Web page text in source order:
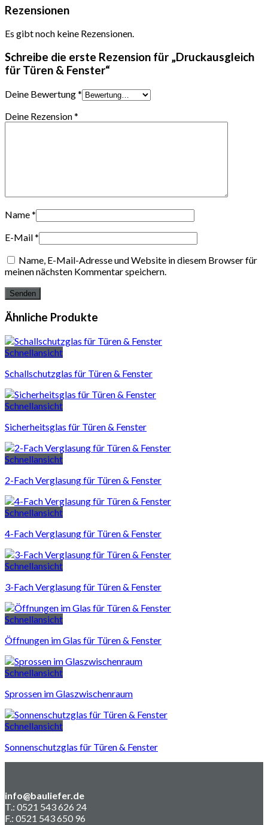
Rezensionen
Es gibt noch keine Rezensionen.
Schreibe die erste Rezension für „Druckausgleich
für Türen & Fenster“
Deine Bewertung*
Deine Rezension*
Name*
E-Mail*
Name, E-Mail-Adresse und Website in diesem Browser für
meinen nächsten Kommentar speichern.
Ähnliche Produkte
Schnellansicht
Schallschutzglas für Türen & Fenster
Schnellansicht
Sicherheitsglas für Türen & Fenster
Schnellansicht
2-Fach Verglasung für Türen & Fenster
Schnellansicht
4-Fach Verglasung für Türen & Fenster
Schnellansicht
3-Fach Verglasung für Türen & Fenster
Schnellansicht
Öffnungen im Glas für Türen & Fenster
Schnellansicht
Sprossen im Glaszwischenraum
Schnellansicht
Sonnenschutzglas für Türen & Fenster
info@bauliefer.de
T.: 0521 543 626 24
F.: 0521 543 650 96